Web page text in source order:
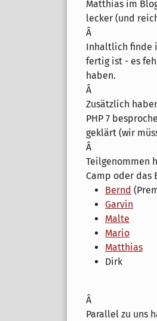
Matthias im
lecker (und
Â
Inhaltlich finde
fertig ist - es
haben.
Â
Zusätzlich
PHP 7
geklärt (wir
Â
Teilgenommen
Camp oder das
Bernd
Garvin
Malte
Mario
Matthias
Dirk
Â
Parallel zu uns